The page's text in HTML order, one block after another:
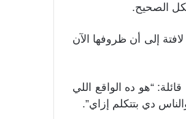
الصحيح.
إلى أن ظروفها الآن
“هو ده الواقع اللي
دي بتتكلم إزاي”.